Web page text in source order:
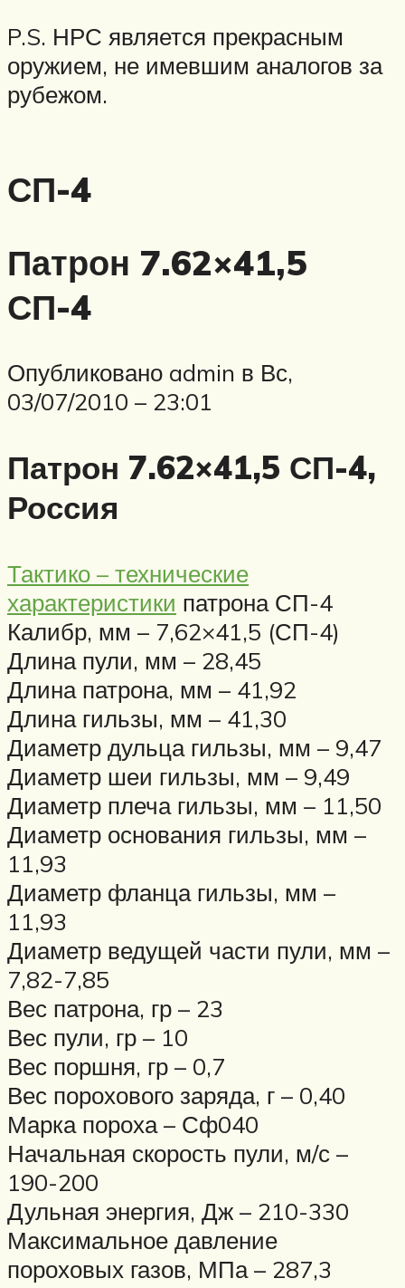
P.S. НРС является прекрасным
оружием, не имевшим аналогов за
рубежом.
СП-4
Патрон 7.62×41,5
СП-4
Опубликовано admin в Вс,
03/07/2010 – 23:01
Патрон 7.62×41,5 СП-4,
Россия
Тактико – технические
характеристики патрона СП-4
Калибр, мм – 7,62×41,5 (СП-4)
Длина пули, мм – 28,45
Длина патрона, мм – 41,92
Длина гильзы, мм – 41,30
Диаметр дульца гильзы, мм – 9,47
Диаметр шеи гильзы, мм – 9,49
Диаметр плеча гильзы, мм – 11,50
Диаметр основания гильзы, мм –
11,93
Диаметр фланца гильзы, мм –
11,93
Диаметр ведущей части пули, мм –
7,82-7,85
Вес патрона, гр – 23
Вес пули, гр – 10
Вес поршня, гр – 0,7
Вес порохового заряда, г – 0,40
Марка пороха – Сф040
Начальная скорость пули, м/с –
190-200
Дульная энергия, Дж – 210-330
Максимальное давление
пороховых газов, МПа – 287,3